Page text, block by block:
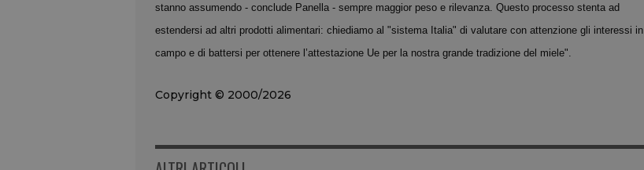
stanno assumendo - conclude Panella - sempre maggior peso e rilevanza. Questo processo stenta ad
estendersi ad altri prodotti alimentari: chiediamo al "sistema Italia" di valutare con attenzione gli interessi in
campo e di battersi per ottenere l’attestazione Ue per la nostra grande tradizione del miele".
Copyright © 2000/2026